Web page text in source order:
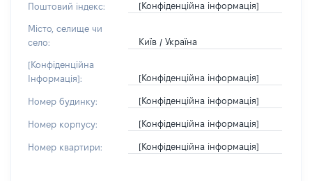
Поштовий індекс: [Конфіденційна інформація]
Місто, селище чи
село:
Київ / Україна
[Конфіденційна
Інформація]:
[Конфіденційна інформація]
Номер будинку: [Конфіденційна інформація]
Номер корпусу: [Конфіденційна інформація]
Номер квартири: [Конфіденційна інформація]